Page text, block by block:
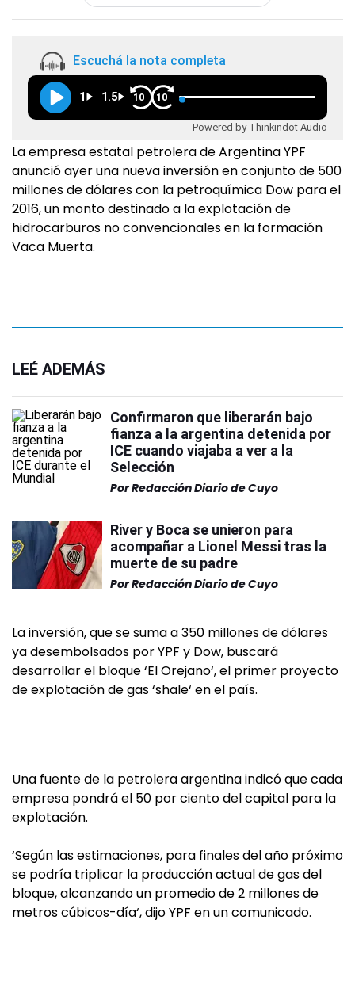
Escuchá la nota completa
1 1.5 10 10
Powered by Thinkindot Audio
La empresa estatal petrolera de Argentina YPF
anunció ayer una nueva inversión en conjunto de 500
millones de dólares con la petroquímica Dow para el
2016, un monto destinado a la explotación de
hidrocarburos no convencionales en la formación
Vaca Muerta.
LEÉ ADEMÁS
Confirmaron que liberarán bajo
fianza a la argentina detenida por
ICE cuando viajaba a ver a la
Selección
PorRedacción Diario de Cuyo
River y Boca se unieron para
acompañar a Lionel Messi tras la
muerte de su padre
PorRedacción Diario de Cuyo
La inversión, que se suma a 350 millones de dólares
ya desembolsados por YPF y Dow, buscará
desarrollar el bloque ‘El Orejano‘, el primer proyecto
de explotación de gas ‘shale‘ en el país.
Una fuente de la petrolera argentina indicó que cada
empresa pondrá el 50 por ciento del capital para la
explotación.
‘Según las estimaciones, para finales del año próximo
se podría triplicar la producción actual de gas del
bloque, alcanzando un promedio de 2 millones de
metros cúbicos-día‘, dijo YPF en un comunicado.